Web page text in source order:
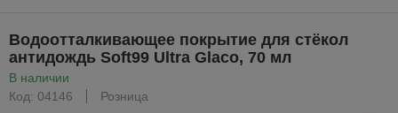
Водоотталкивающее покрытие для стёкол
антидождь Soft99 Ultra Glaco, 70 мл
В наличии
Код: 04146
Розница